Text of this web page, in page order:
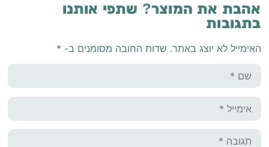
אהבת את המוצר? שתפי אותנו
בתגובות
האימייל לא יוצג באתר. שדות החובה מסומנים ב- *